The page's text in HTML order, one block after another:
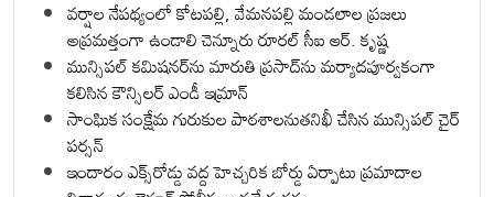
వర్షాల నేపథ్యంలో కోటపల్లి, వేమనపల్లి మండలాల ప్రజలు
అప్రమత్తంగా ఉండాలి చెన్నూరు రూరల్ సీఐ ఆర్. కృష్ణ
మున్సిపల్ కమిషనర్‌ను మారుతి ప్రసాద్‌ను మర్యాదపూర్వకంగా
కలిసిన కౌన్సిలర్ ఎండీ ఇమ్రాన్ ​
సాంఘిక సంక్షేమ గురుకుల పాఠశాలనుతనిఖీ చేసిన మున్సిపల్ చైర్
పర్సన్
ఇందారం ఎక్స్‌రోడ్డు వద్ద హెచ్చరిక బోర్డు ఏర్పాటు ప్రమాదాల